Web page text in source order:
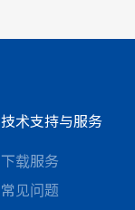
技术支持与服务
下载服务
常见问题